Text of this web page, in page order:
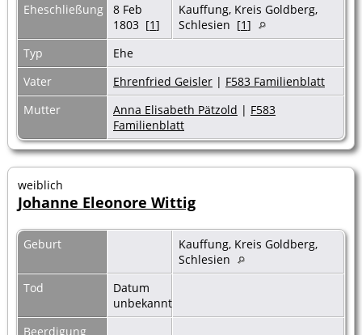
Eheschließung
8 Feb
1803 [1]
Kauffung, Kreis Goldberg,
Schlesien [1]
Typ
Ehe
Vater
Ehrenfried Geisler | F583 Familienblatt
Mutter
Anna Elisabeth Pätzold | F583
Familienblatt
weiblich
Johanne Eleonore Wittig
Geburt
Kauffung, Kreis Goldberg,
Schlesien
Tod
Datum
unbekannt
Beerdigung